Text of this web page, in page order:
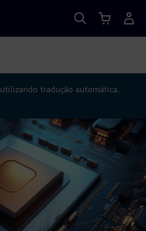
tradução automática.